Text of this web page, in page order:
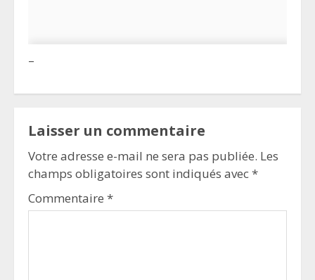
–
Laisser un commentaire
Votre adresse e-mail ne sera pas publiée. Les
champs obligatoires sont indiqués avec*
Commentaire *